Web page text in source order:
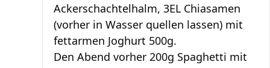
Ackerschachtelhalm, 3EL Chiasamen
(vorher in Wasser quellen lassen) mit
fettarmen Joghurt 500g.
Den Abend vorher 200g Spaghetti mit